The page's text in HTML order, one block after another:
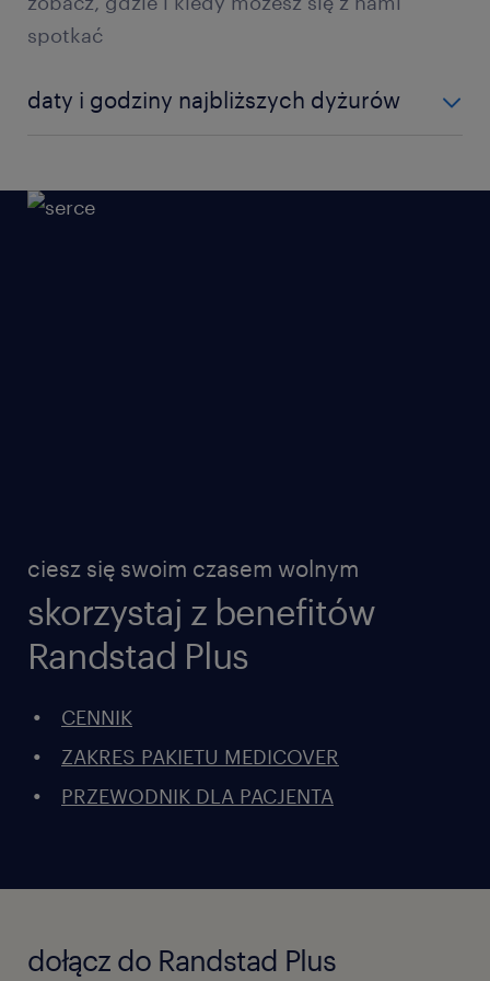
spotkać
daty i godziny najbliższych dyżurów
ciesz się swoim czasem wolnym
skorzystaj z benefitów
Randstad Plus
CENNIK
ZAKRES PAKIETU MEDICOVER
PRZEWODNIK DLA PACJENTA
dołącz do Randstad Plus